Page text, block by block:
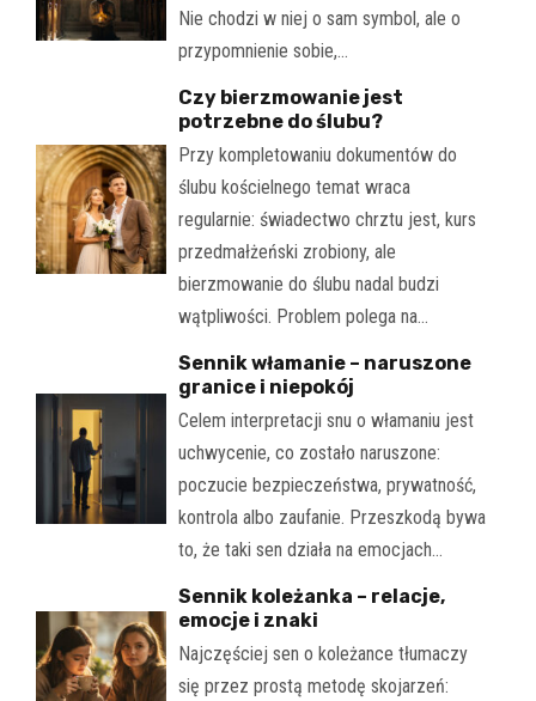
Nie chodzi w niej o sam symbol, ale o
przypomnienie sobie,…
Czy bierzmowanie jest
potrzebne do ślubu?
Przy kompletowaniu dokumentów do
ślubu kościelnego temat wraca
regularnie: świadectwo chrztu jest, kurs
przedmałżeński zrobiony, ale
bierzmowanie do ślubu nadal budzi
wątpliwości. Problem polega na…
Sennik włamanie – naruszone
granice i niepokój
Celem interpretacji snu o włamaniu jest
uchwycenie, co zostało naruszone:
poczucie bezpieczeństwa, prywatność,
kontrola albo zaufanie. Przeszkodą bywa
to, że taki sen działa na emocjach…
Sennik koleżanka – relacje,
emocje i znaki
Najczęściej sen o koleżance tłumaczy
się przez prostą metodę skojarzeń: